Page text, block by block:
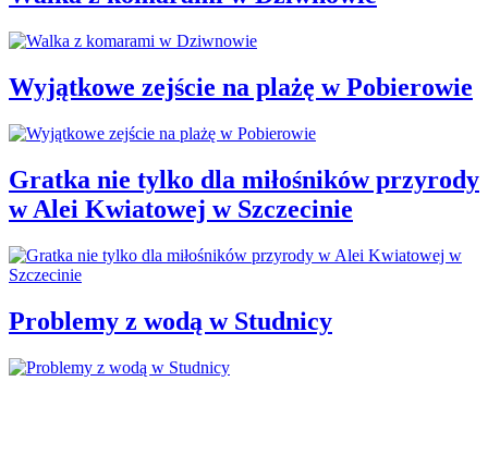
Wyjątkowe zejście na plażę w Pobierowie
Gratka nie tylko dla miłośników przyrody
w Alei Kwiatowej w Szczecinie
Problemy z wodą w Studnicy